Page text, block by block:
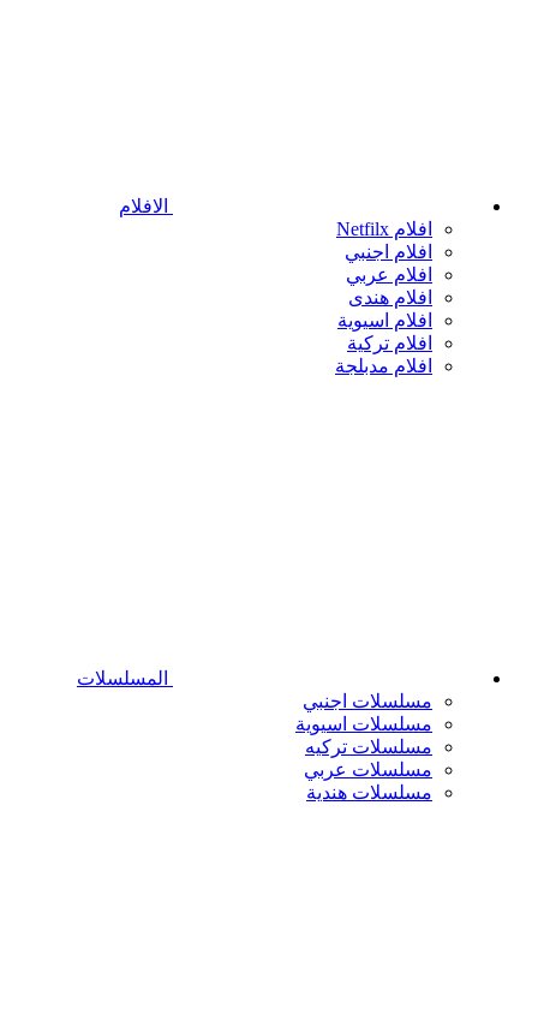
الافلام
افلام Netfilx
افلام اجنبي
افلام عربي
افلام هندى
افلام اسيوية
افلام تركية
افلام مدبلجة
المسلسلات
مسلسلات اجنبي
مسلسلات اسيوية
مسلسلات تركيه
مسلسلات عربي
مسلسلات هندية